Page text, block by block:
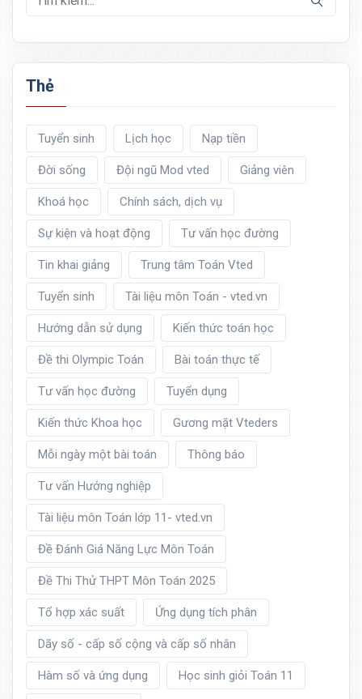
Thẻ
Tuyển sinh Lịch học Nạp tiền
Đời sống Đội ngũ Mod vted Giảng viên
Khoá học Chính sách, dịch vụ
Sự kiện và hoạt động Tư vấn học đường
Tin khai giảng Trung tâm Toán Vted
Tuyển sinh Tài liệu môn Toán - vted.vn
Hướng dẫn sử dụng Kiến thức toán học
Đề thi Olympic Toán Bài toán thực tế
Tư vấn học đường Tuyển dụng
Kiến thức Khoa học Gương mặt Vteders
Mỗi ngày một bài toán Thông báo
Tư vấn Hướng nghiệp
Tài liệu môn Toán lớp 11- vted.vn
Đề Đánh Giá Năng Lực Môn Toán
Đề Thi Thử THPT Môn Toán 2025
Tổ hợp xác suất Ứng dụng tích phân
Dãy số - cấp số cộng và cấp số nhân
Hàm số và ứng dụng Học sinh giỏi Toán 11